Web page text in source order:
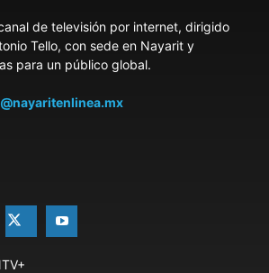
de televisión por internet, dirigido
Tello, con sede en Nayarit y
para un público global.